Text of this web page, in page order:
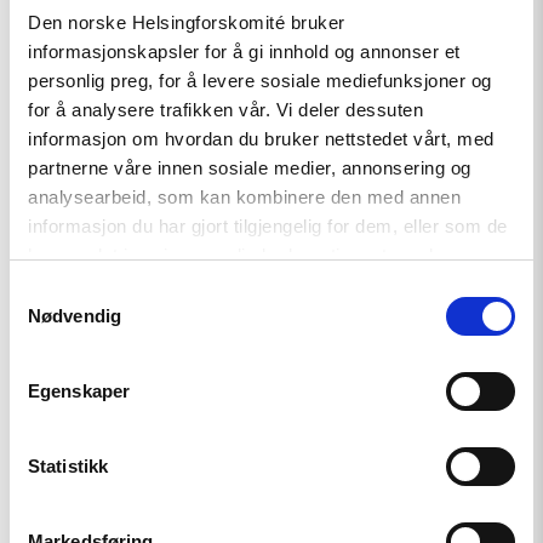
Den norske Helsingforskomité bruker
informasjonskapsler for å gi innhold og annonser et
personlig preg, for å levere sosiale mediefunksjoner og
for å analysere trafikken vår. Vi deler dessuten
informasjon om hvordan du bruker nettstedet vårt, med
partnerne våre innen sosiale medier, annonsering og
analysearbeid, som kan kombinere den med annen
informasjon du har gjort tilgjengelig for dem, eller som de
har samlet inn gjennom din bruk av tjenestene deres.
Nødvendig
Egenskaper
Statistikk
Uttalelse
Utviklingspolitikken må ta
menneskerettigheter på alvor